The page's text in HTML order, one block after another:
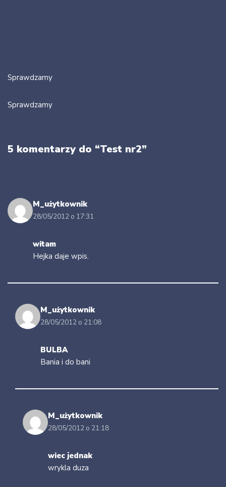
Sprawdzamy
Sprawdzamy
5 komentarzy do “Test nr2”
M_użytkownik
28/05/2012 o 17:31
witam
Hejka daje wpis.
M_użytkownik
28/05/2012 o 21:08
BULBA
Bania i do bani
M_użytkownik
28/05/2012 o 21:18
wiec jednak
wrykla duza